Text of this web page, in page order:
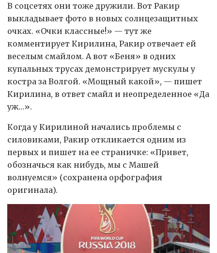
В соцсетях они тоже дружили. Вот Ракир
выкладывает фото в новых солнцезащитных
очках. «Очки классные!» — тут же
комментирует Кирилина, Ракир отвечает ей
веселым смайлом. А вот «Беня» в одних
купальных трусах демонстрирует мускулы у
костра за Волгой. «Мощный какой», — пишет
Кирилина, в ответ смайл и неопределенное «Да
уж…».
Когда у Кирилиной начались проблемы с
силовиками, Ракир откликается одним из
первых и пишет на ее страничке: «Привет,
обозначься как нибудь, мы с Машей
волнуемся» (сохранена орфография
оригинала).